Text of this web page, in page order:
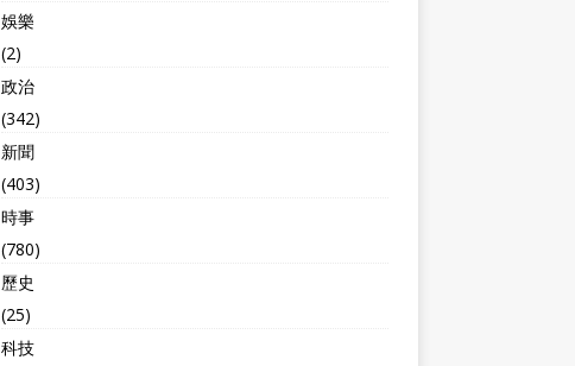
娛樂
(2)
政治
(342)
新聞
(403)
時事
(780)
歷史
(25)
科技